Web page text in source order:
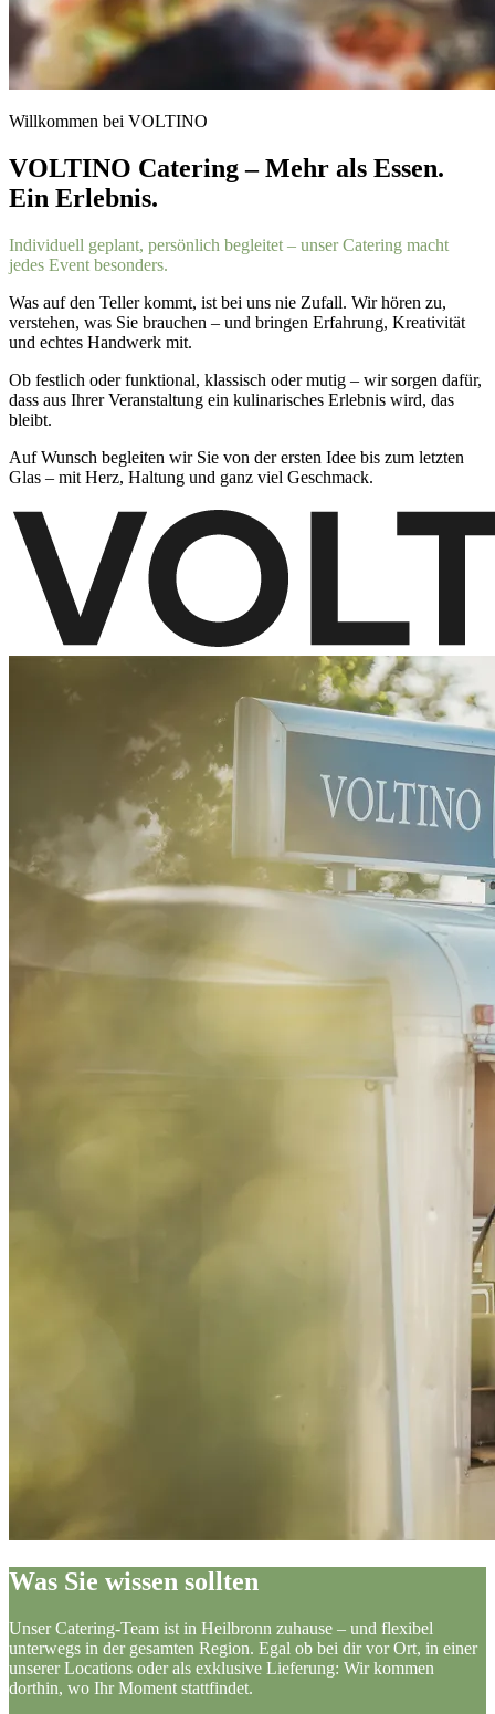
Willkommen bei VOLTINO
VOLTINO Catering – Mehr als Essen.
Ein Erlebnis.
Individuell geplant, persönlich begleitet – unser Catering macht
jedes Event besonders.
Was auf den Teller kommt, ist bei uns nie Zufall. Wir hören zu,
verstehen, was Sie brauchen – und bringen Erfahrung, Kreativität
und echtes Handwerk mit.
Ob festlich oder funktional, klassisch oder mutig – wir sorgen dafür,
dass aus Ihrer Veranstaltung ein kulinarisches Erlebnis wird, das
bleibt.
Auf Wunsch begleiten wir Sie von der ersten Idee bis zum letzten
Glas – mit Herz, Haltung und ganz viel Geschmack.
Was Sie wissen sollten
Unser Catering-Team ist in Heilbronn zuhause – und flexibel
unterwegs in der gesamten Region. Egal ob bei dir vor Ort, in einer
unserer Locations oder als exklusive Lieferung: Wir kommen
dorthin, wo Ihr Moment stattfindet.